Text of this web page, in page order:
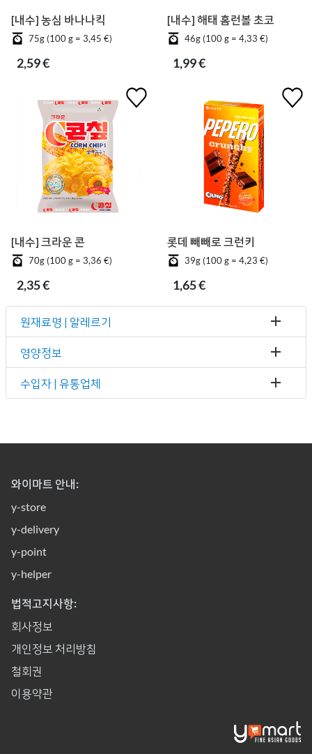
[내수] 농심 바나나킥
75g (100 g = 3,45 €)
2,59 €
[내수] 해태 홈런볼 초코
46g (100 g = 4,33 €)
1,99 €
[내수] 크라운 콘칲
70g (100 g = 3,36 €)
2,35 €
롯데 빼빼로 크런키
39g (100 g = 4,23 €)
1,65 €
원재료명 | 알레르기
영양정보
수입자 | 유통업체
와이마트 안내:
y-store
y-delivery
y-point
y-helper
법적고지사항:
회사정보
개인정보 처리방침
철회권
이용약관